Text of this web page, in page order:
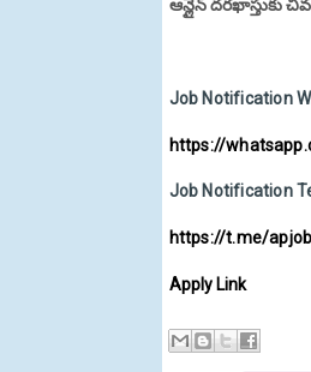
ఆన్లైన్ దరఖాస్తుకు
Job Notification
https://
Job Notification
https://t.me/
Apply Link